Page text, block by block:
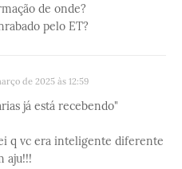
de onde?
pelo ET?
de 2025 às 12:59
já está recebendo"
q vc era inteligente diferente
aju!!!